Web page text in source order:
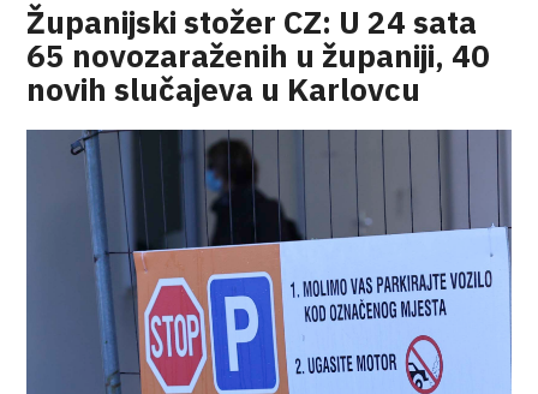
Županijski stožer CZ: U 24 sata
65 novozaraženih u županiji, 40
novih slučajeva u Karlovcu